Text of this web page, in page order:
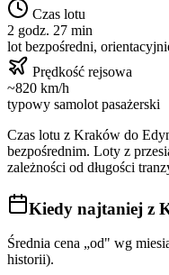
Czas lotu
2 godz. 27 min
lot bezpośredni,
Prędkość rejsowa
~820 km/h
typowy samolot pasażerski
Czas lotu z Kraków do
bezpośrednim. Loty z
zależności od długości
Kiedy najtaniej z
Średnia cena „od" wg
historii).